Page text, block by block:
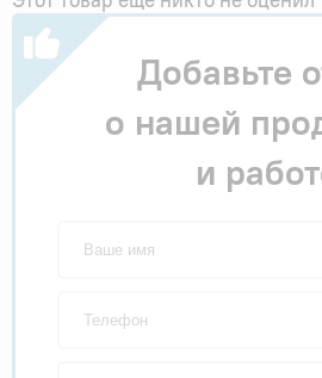
Добавьте
о нашей
и